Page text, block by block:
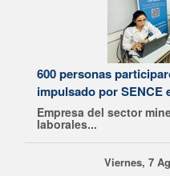
600 personas
impulsado por SENCE
Empresa del sector
laborales...
Viernes, 7